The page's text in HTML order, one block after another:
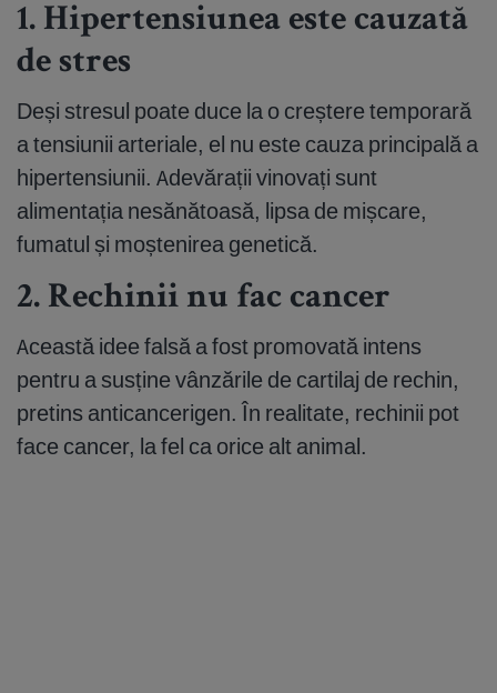
1. Hipertensiunea este cauzată
de stres
Deși stresul poate duce la o creștere temporară
a tensiunii arteriale, el nu este cauza principală a
hipertensiunii. Adevărații vinovați sunt
alimentația nesănătoasă, lipsa de mișcare,
fumatul și moștenirea genetică.
2. Rechinii nu fac cancer
Această idee falsă a fost promovată intens
pentru a susține vânzările de cartilaj de rechin,
pretins anticancerigen. În realitate, rechinii pot
face cancer, la fel ca orice alt animal.